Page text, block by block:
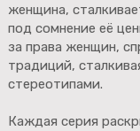
женщина,
под сомнение её
за права женщин,
традиций,
стереотипами.
Каждая серия